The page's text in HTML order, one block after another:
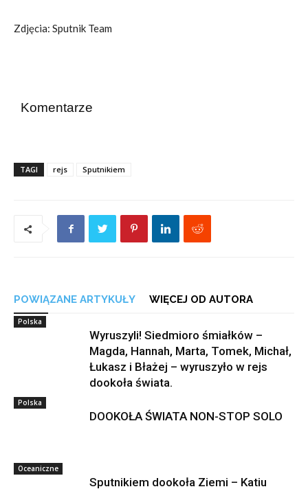
Zdjęcia: Sputnik Team
Komentarze
TAGI rejs Sputnikiem
POWIĄZANE ARTYKUŁY WIĘCEJ OD AUTORA
Polska
Wyruszyli! Siedmioro śmiałków –
Magda, Hannah, Marta, Tomek, Michał,
Łukasz i Błażej – wyruszyło w rejs
dookoła świata.
Polska
DOOKOŁA ŚWIATA NON-STOP SOLO
Oceaniczne
Sputnikiem dookoła Ziemi – Katiu